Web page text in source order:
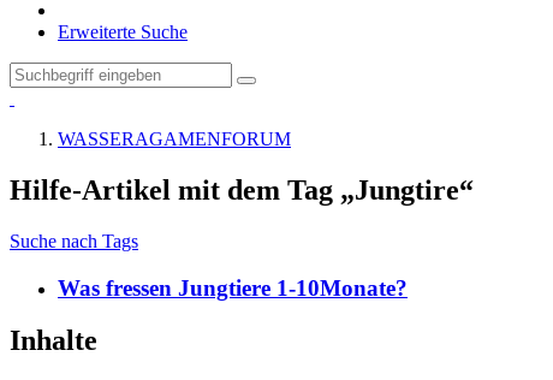
Erweiterte Suche
WASSERAGAMENFORUM
Hilfe-Artikel mit dem Tag „Jungtire“
Suche nach Tags
Was fressen Jungtiere 1-10Monate?
Inhalte